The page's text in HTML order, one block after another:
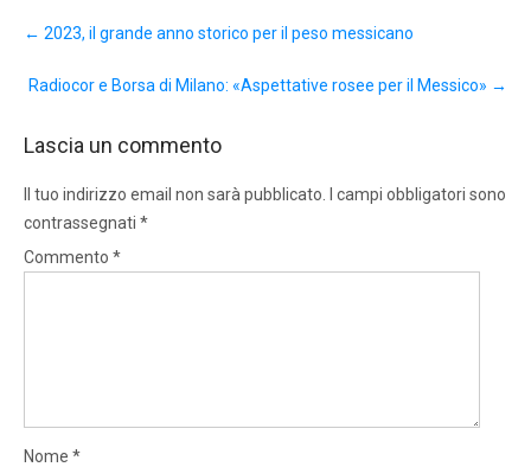
navigation
← 2023, il grande anno storico per il peso messicano
Radiocor e Borsa di Milano: «Aspettative rosee per il Messico» →
Lascia un commento
Il tuo indirizzo email non sarà pubblicato.
I campi obbligatori sono
contrassegnati *
Commento *
Nome *